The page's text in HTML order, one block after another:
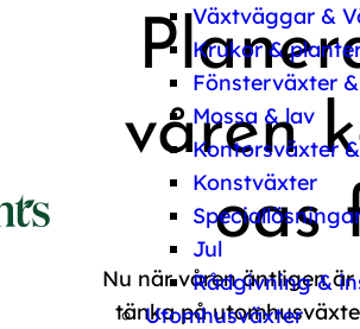
Växtväggar &
Krukor &
Fönsterväxter
Mossa & lav
Kontorsväxter
Konstväxter
Jul
Rådgivning &
Utomhusväxter
våren
oas
Nu när våren äntligen
tänka på